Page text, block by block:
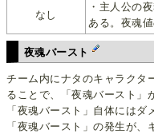
・主人公の
ある。夜魂
なし
夜魂バースト
チーム内にナタのキャラクタ
ることで、「夜魂バースト」
「夜魂バースト」自体にはダ
「夜魂バースト」の発生が